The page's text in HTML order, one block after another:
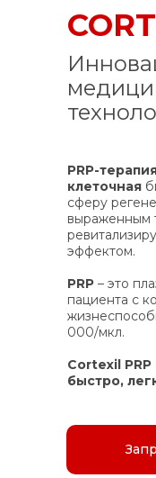
PRP-
клеточная
сферу
выраженным
эффектом.
PRP– это
пациента с
000/мкл.
Cortexil PRP
быстро,